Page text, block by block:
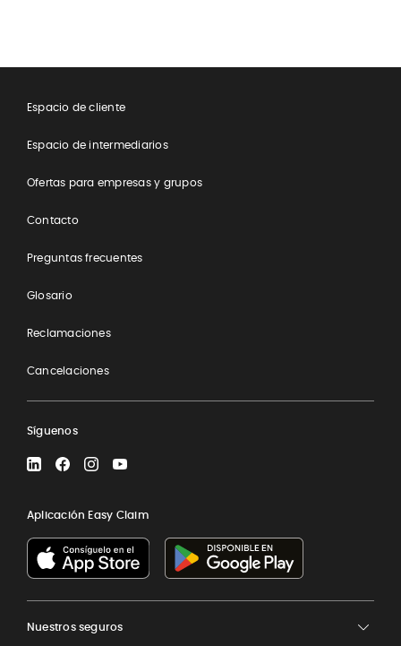
​Espacio de cliente
Espacio de intermediarios
Ofertas para empresas y grupos
Contacto
Preguntas frecuentes
Glosario
Reclamaciones
Cancelaciones
Síguenos
LinkedInFacebookInstagramYouTube
Aplicación Easy Claim
Nuestros seguros